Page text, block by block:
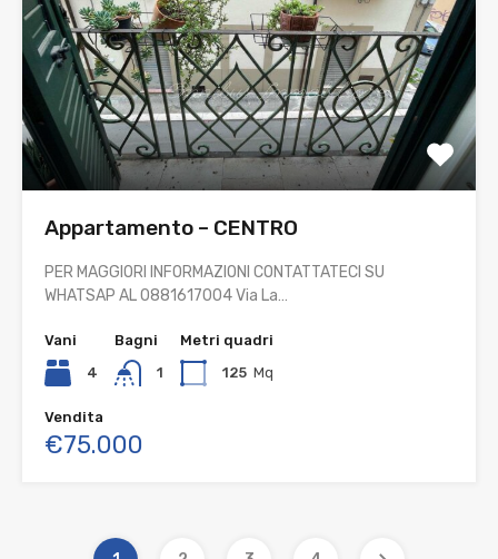
Appartamento – CENTRO
PER MAGGIORI INFORMAZIONI CONTATTATECI SU
WHATSAP AL 0881617004 Via La…
Vani
4
Bagni
1
Metri quadri
125 Mq
Vendita
€75.000